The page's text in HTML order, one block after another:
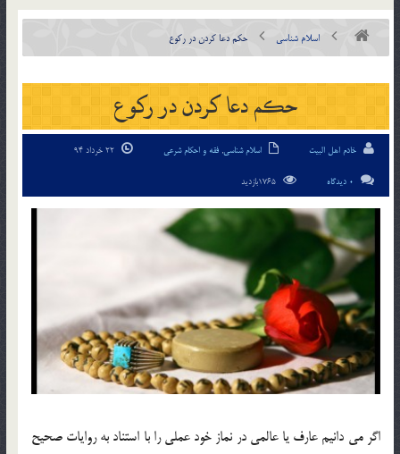
اسلام شناسی حکم دعا کردن در رکوع
حکم دعا کردن در رکوع
خادم اهل البیت اسلام شناسی, فقه و احکام شرعی
0 دیدگاه
اگر می دانیم عارف یا عالمی در نماز خود عملی را با استناد به روایات صحیح